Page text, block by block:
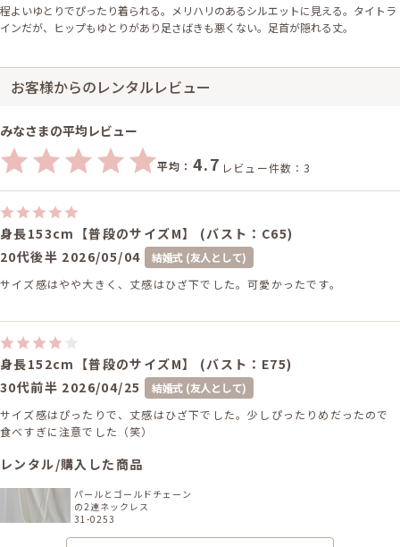
程よいゆとりでぴったり着られる。メリハリのあるシルエットに見える。タイトラ
インだが、ヒップもゆとりがあり足さばきも悪くない。足首が隠れる丈。
お客様からのレンタルレビュー
みなさまの平均レビュー
平均： 4.7 レビュー件数：3
身長153cm【普段のサイズM】 (バスト：C65)
20代後半 2026/05/04
結婚式 (友人として)
サイズ感はやや大きく、丈感はひざ下でした。可愛かったです。
身長152cm【普段のサイズM】 (バスト：E75)
30代前半 2026/04/25
結婚式 (友人として)
サイズ感はぴったりで、丈感はひざ下でした。少しぴったりめだったので
食べすぎに注意でした（笑）
レンタル/購入した商品
パールとゴールドチェーン
の2連ネックレス
31-0253